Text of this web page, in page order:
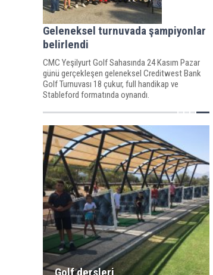
Geleneksel turnuvada şampiyonlar
belirlendi
CMC Yeşilyurt Golf Sahasında 24 Kasım Pazar
günü gerçekleşen geleneksel Creditwest Bank
Golf Turnuvası 18 çukur, full handikap ve
Stableford formatında oynandı.
Golf dersleri